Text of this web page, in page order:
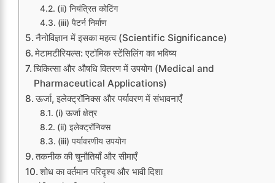
(ii) नियंत्रित कोटिंग
(iii) पैटर्न निर्माण
नैनोविज्ञान में इसका महत्व (Scientific Significance)
मेटामटीरियल्स: एटॉमिक स्टेंसिलिंग का भविष्य
चिकित्सा और औषधि वितरण में उपयोग (Medical and
Pharmaceutical Applications)
ऊर्जा, इलेक्ट्रॉनिक्स और पर्यावरण में संभावनाएँ
(i) ऊर्जा क्षेत्र
(ii) इलेक्ट्रॉनिक्स
(iii) पर्यावरणीय उपयोग
तकनीक की चुनौतियाँ और सीमाएँ
शोध का वर्तमान परिदृश्य और भावी दिशा